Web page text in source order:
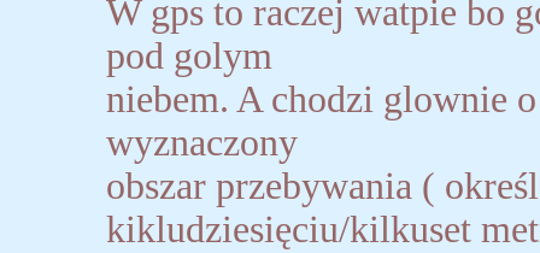
W gps to raczej watpie bo
pod golym
niebem. A chodzi glownie
wyznaczony
obszar przebywania (
kikludziesięciu/kilkuset